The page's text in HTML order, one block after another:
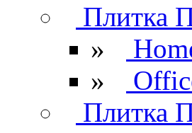
Плитка
»
»
Плитка